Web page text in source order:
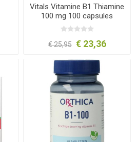
Vitals Vitamine B1 Thiamine
100 mg 100 capsules
€ 25,95 € 23,36